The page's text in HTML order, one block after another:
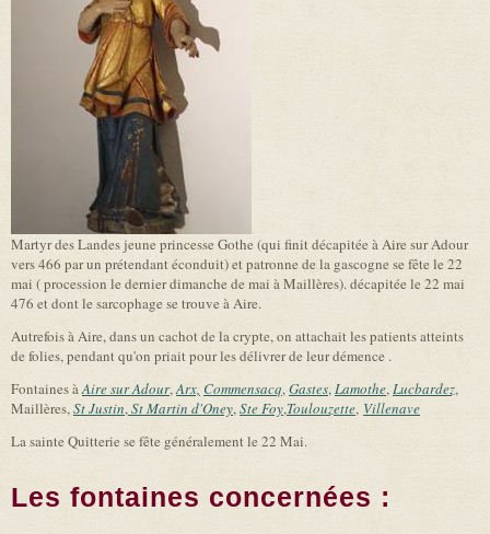
Martyr des Landes jeune princesse Gothe (qui finit décapitée à Aire sur Adour
vers 466 par un prétendant éconduit) et patronne de la gascogne se fête le 22
mai ( procession le dernier dimanche de mai à Maillères). décapitée le 22 mai
476 et dont le sarcophage se trouve à Aire.
Autrefois à Aire, dans un cachot de la crypte, on attachait les patients atteints
de folies, pendant qu'on priait pour les délivrer de leur démence .
Fontaines àAire sur Adour,Arx, Commensacq,Gastes,Lamothe,Lucbardez,
Maillères,St Justin,St Martin d'Oney,Ste Foy,Toulouzette, Villenave
La sainte Quitterie se fête généralement le 22 Mai.
Les fontaines concernées :